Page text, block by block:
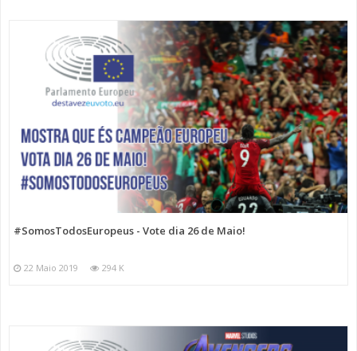
#SomosTodosEuropeus - Vote dia 26 de Maio!
22 Maio 2019 294 K